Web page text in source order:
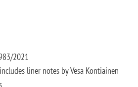
2021
liner notes by Vesa Kontiainen